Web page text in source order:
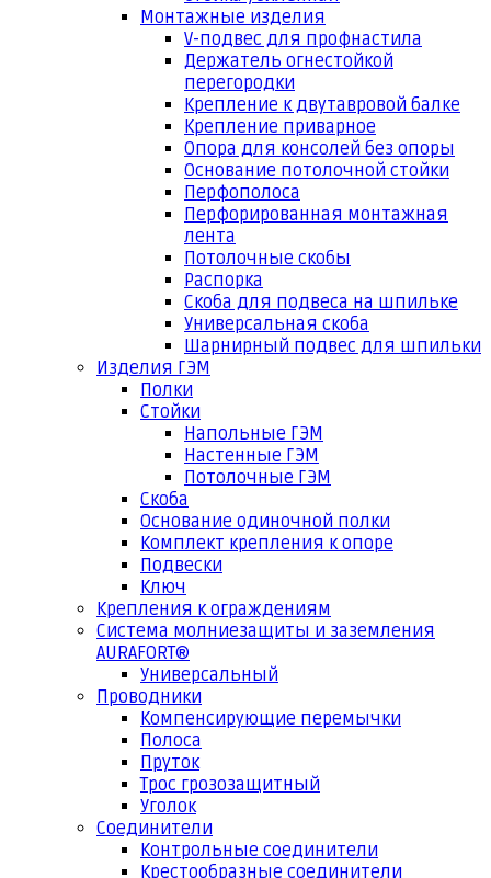
Монтажные изделия
V-подвес для профнастила
Держатель огнестойкой
перегородки
Крепление к двутавровой балке
Крепление приварное
Опора для консолей без опоры
Основание потолочной стойки
Перфополоса
Перфорированная монтажная
лента
Потолочные скобы
Распорка
Скоба для подвеса на шпильке
Универсальная скоба
Шарнирный подвес для шпильки
Изделия ГЭМ
Полки
Стойки
Напольные ГЭМ
Настенные ГЭМ
Потолочные ГЭМ
Скоба
Основание одиночной полки
Комплект крепления к опоре
Подвески
Ключ
Крепления к ограждениям
Система молниезащиты и заземления
AURAFORT®
Универсальный
Проводники
Компенсирующие перемычки
Полоса
Пруток
Трос грозозащитный
Уголок
Соединители
Контрольные соединители
Крестообразные соединители